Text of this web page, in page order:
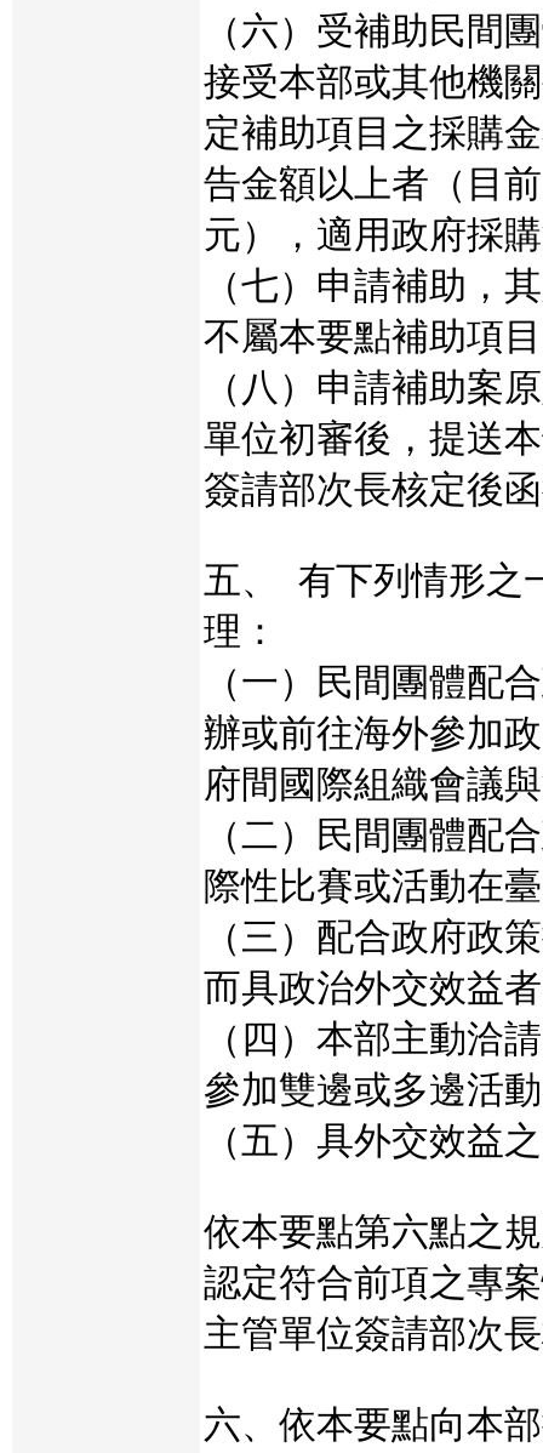
（六）受補助民間
接受本部或其他機
定補助項目之採購
告金額以上者（目
元），適用政府採
（七）申請補助，
不屬本要點補助項
（八）申請補助案
單位初審後，提送
簽請部次長核定後
五、 有下列情形之
理：
（一）民間團體配
辦或前往海外參加
府間國際組織會議
（二）民間團體配
際性比賽或活動在
（三）配合政府政
而具政治外交效益
（四）本部主動洽
參加雙邊或多邊活
（五）具外交效益
依本要點第六點之
認定符合前項之專
主管單位簽請部次
六、依本要點向本